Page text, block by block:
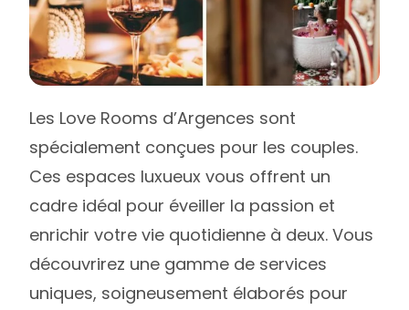
Les Love Rooms d’Argences sont
spécialement conçues pour les couples.
Ces espaces luxueux vous offrent un
cadre idéal pour éveiller la passion et
enrichir votre vie quotidienne à deux. Vous
découvrirez une gamme de services
uniques, soigneusement élaborés pour